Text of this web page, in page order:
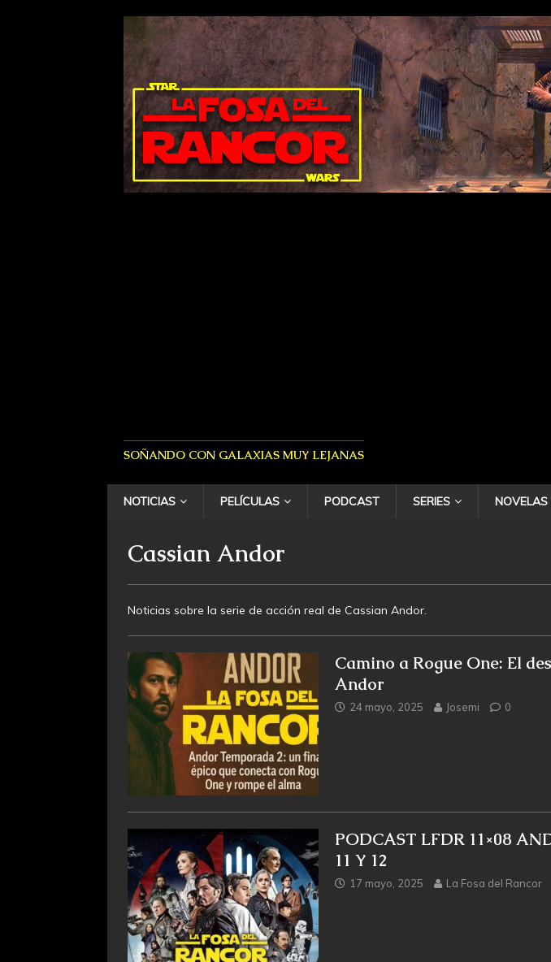
SOÑANDO CON GALAXIAS MUY LEJANAS
NOTICIAS PELÍCULAS PODCAST SERIES NOVELAS
Cassian Andor
Noticias sobre la serie de acción real de Cassian Andor.
Camino a Rogue One: El
Andor
24 mayo, 2025 Josemi 0
PODCAST LFDR 11×08
11 Y 12
17 mayo, 2025 La Fosa del Rancor